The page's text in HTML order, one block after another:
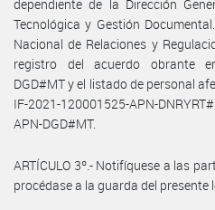
dependiente de la Dirección
Tecnológica y Gestión
Nacional de Relaciones y
registro del acuerdo obrante en
DGD#MT y el listado de personal
IF-2021-120001525-APN-
APN-DGD#MT.
ARTÍCULO 3º.- Notifíquese a las
procédase a la guarda del presente